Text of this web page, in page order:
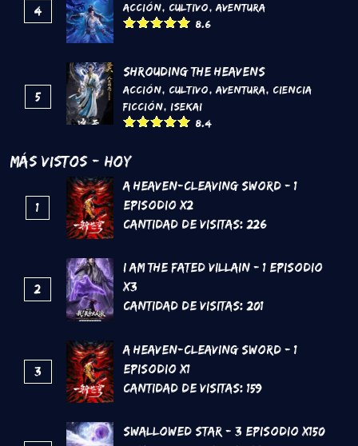
4 Acción, Cultivo,Aventura
8.6
5
Shrouding the Heavens
Acción, Cultivo,Aventura, Ciencia
Ficción, Isekai
8.4
Más Vistos - Hoy
1
A Heaven-Cleaving Sword - 1
Episodio x2
Cantidad de Visitas: 226
2
I Am The Fated Villain - 1 Episodio
x3
Cantidad de Visitas: 201
3
A Heaven-Cleaving Sword - 1
Episodio x1
Cantidad de Visitas: 159
Swallowed Star - 3 Episodio x150